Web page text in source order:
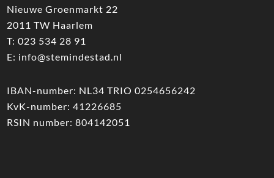
Nieuwe Groenmarkt 22
2011 TW Haarlem
T:023 534 28 91
E: info@stemindestad.nl
IBAN-number: NL34 TRIO 0254656242
KvK-number: 41226685
RSIN number: 804142051